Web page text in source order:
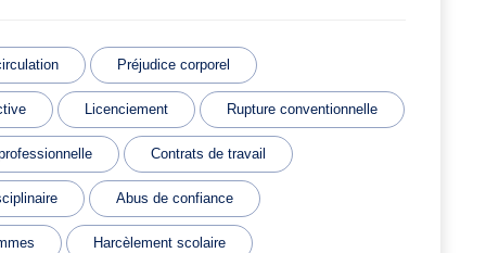
Préjudice corporel
Licenciement Rupture conventionnelle
Contrats de travail
Abus de confiance
Harcèlement scolaire